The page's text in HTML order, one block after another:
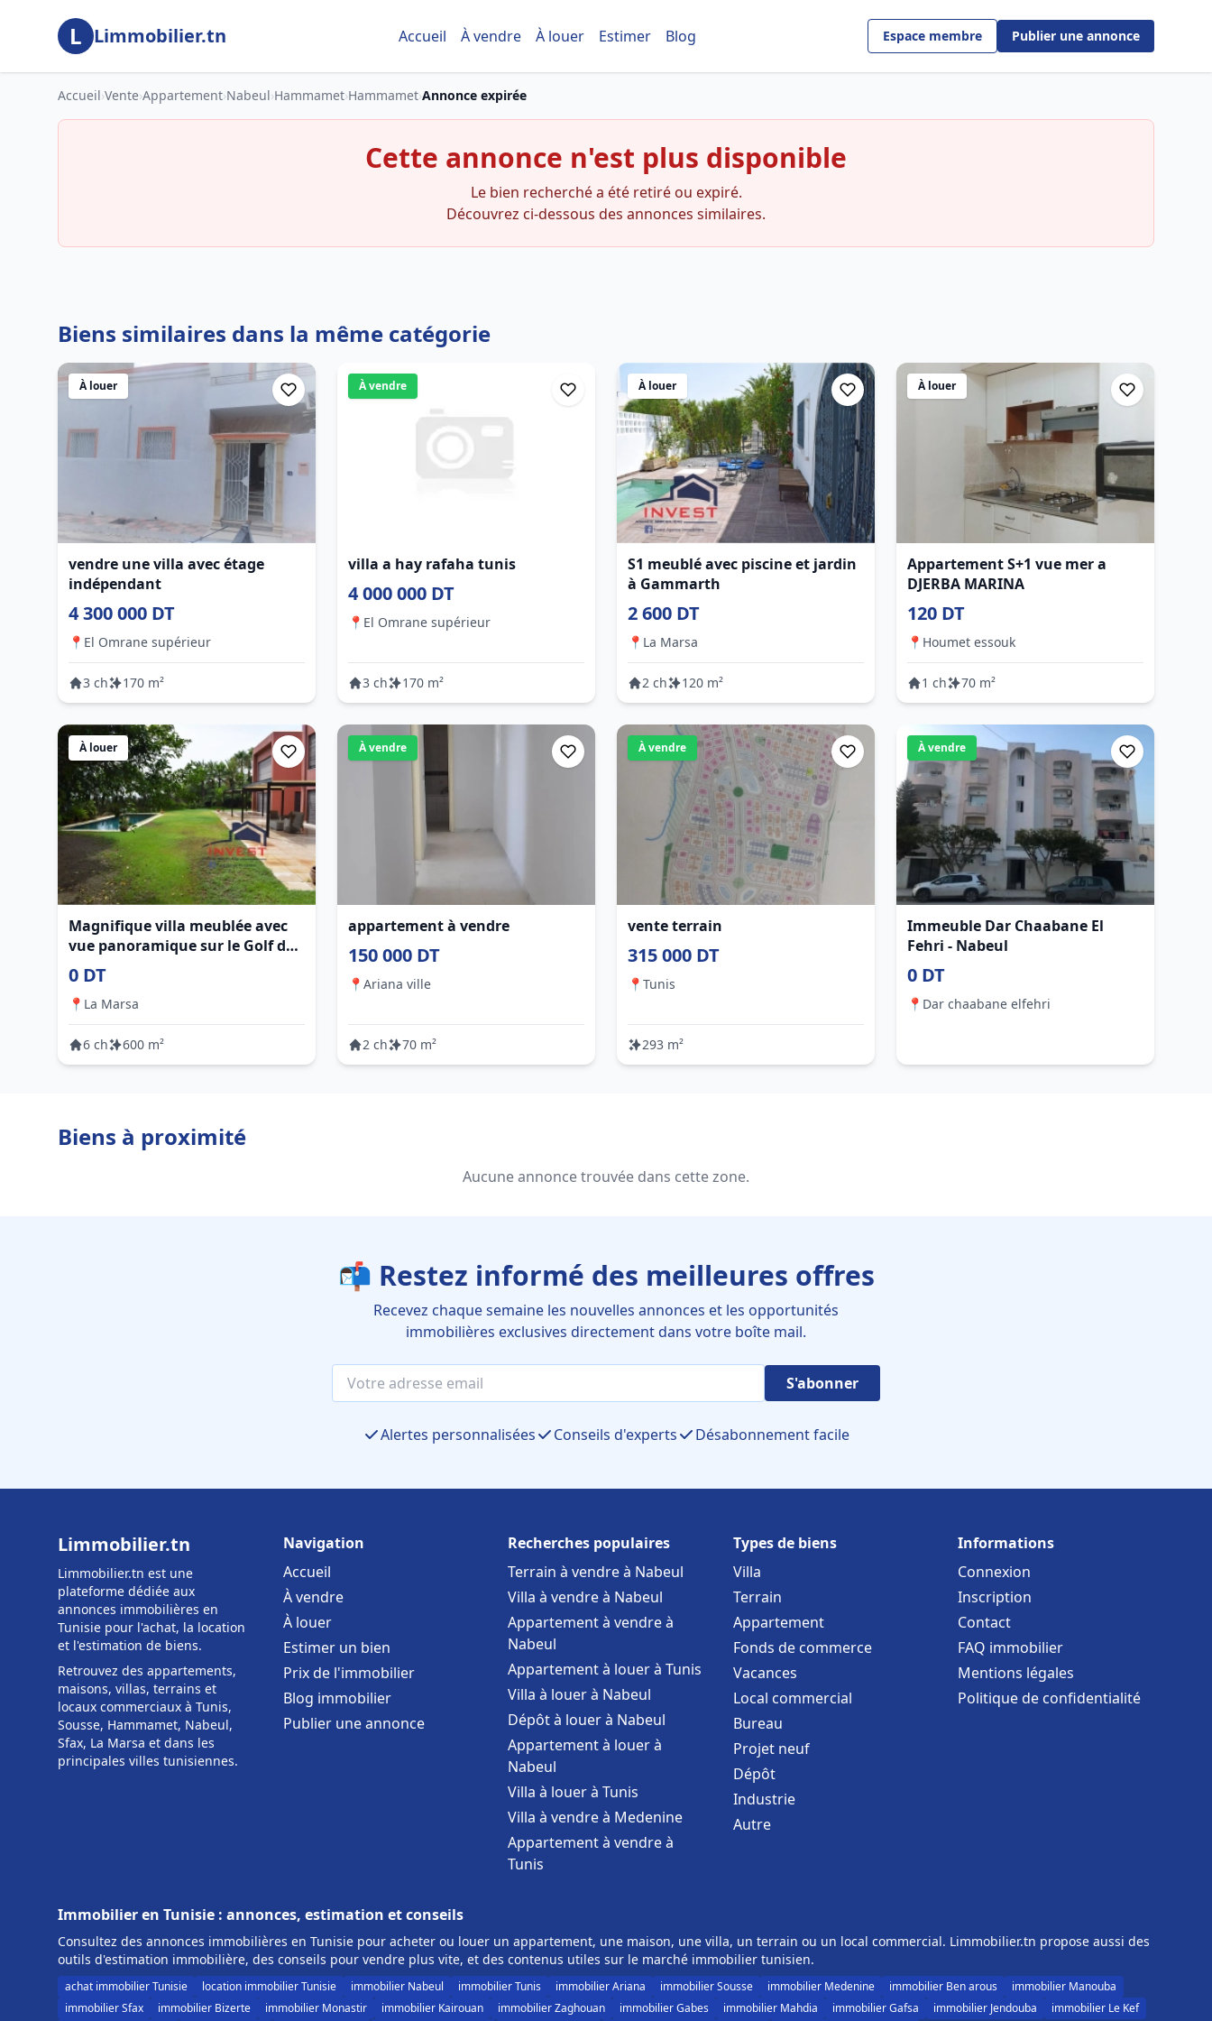
Aller au contenu principal
L Limmobilier.tn Accueil À vendre À louer Estimer Blog Espace membre Publier une annonce
Accueil›Vente›Appartement›Nabeul›Hammamet›Hammamet›Annonce expirée
Cette annonce n'est plus disponible
Le bien recherché a été retiré ou expiré.
Découvrez ci-dessous des annonces similaires.
Biens similaires dans la même catégorie
À louer
vendre une villa avec étage
indépendant
4 300 000 DT
📍 El Omrane supérieur
3 ch 170 m²
À vendre
villa a hay rafaha tunis
4 000 000 DT
📍 El Omrane supérieur
3 ch 170 m²
À louer
S1 meublé avec piscine et jardin
à Gammarth
2 600 DT
📍 La Marsa
2 ch 120 m²
À louer
Appartement S+1 vue mer a
DJERBA MARINA
120 DT
📍 Houmet essouk
1 ch 70 m²
À louer
Magnifique villa meublée avec
vue panoramique sur le Golf de
Gammarth
0 DT
📍 La Marsa
6 ch 600 m²
À vendre
appartement à vendre
150 000 DT
📍 Ariana ville
2 ch 70 m²
À vendre
vente terrain
315 000 DT
📍 Tunis
293 m²
À vendre
Immeuble Dar Chaabane El
Fehri - Nabeul
0 DT
📍 Dar chaabane elfehri
Biens à proximité
Aucune annonce trouvée dans cette zone.
📬 Restez informé des meilleures offres
Recevez chaque semaine les nouvelles annonces et les opportunités
immobilières exclusives directement dans votre boîte mail.
S'abonner
Alertes personnalisées Conseils d'experts Désabonnement facile
Limmobilier.tn
Limmobilier.tn est une
plateforme dédiée aux
annonces immobilières en
Tunisie pour l'achat, la location
et l'estimation de biens.
Retrouvez des appartements,
maisons, villas, terrains et
locaux commerciaux à Tunis,
Sousse, Hammamet, Nabeul,
Sfax, La Marsa et dans les
principales villes tunisiennes.
Navigation
Accueil
À vendre
À louer
Estimer un bien
Prix de l'immobilier
Blog immobilier
Publier une annonce
Recherches populaires
Terrain à vendre à Nabeul
Villa à vendre à Nabeul
Appartement à vendre à
Nabeul
Appartement à louer à Tunis
Villa à louer à Nabeul
Dépôt à louer à Nabeul
Appartement à louer à
Nabeul
Villa à louer à Tunis
Villa à vendre à Medenine
Appartement à vendre à
Tunis
Types de biens
Villa
Terrain
Appartement
Fonds de commerce
Vacances
Local commercial
Bureau
Projet neuf
Dépôt
Industrie
Autre
Informations
Connexion
Inscription
Contact
FAQ immobilier
Mentions légales
Politique de confidentialité
Immobilier en Tunisie : annonces, estimation et conseils
Consultez des annonces immobilières en Tunisie pour acheter ou louer un appartement, une maison, une villa, un terrain ou un local commercial. Limmobilier.tn propose aussi des
outils d'estimation immobilière, des conseils pour vendre plus vite, et des contenus utiles sur le marché immobilier tunisien.
achat immobilier Tunisie location immobilier Tunisie immobilier Nabeul immobilier Tunis immobilier Ariana immobilier Sousse immobilier Medenine immobilier Ben arous
immobilier Manouba
immobilier Sfax
immobilier Bizerte immobilier Monastir immobilier Kairouan immobilier Zaghouan immobilier Gabes immobilier Mahdia immobilier Gafsa immobilier Jendouba immobilier Le Kef